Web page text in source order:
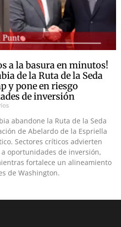
a la basura en minutos!
de la Ruta de la Seda
y pone en riesgo
de inversión
abandone la Ruta de la Seda
de Abelardo de la Espriella
Sectores críticos advierten
oportunidades de inversión,
fortalece un alineamiento
de Washington.